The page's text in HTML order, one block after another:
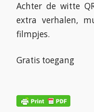
Achter de witte
extra verhalen,
filmpjes.
Gratis toegang